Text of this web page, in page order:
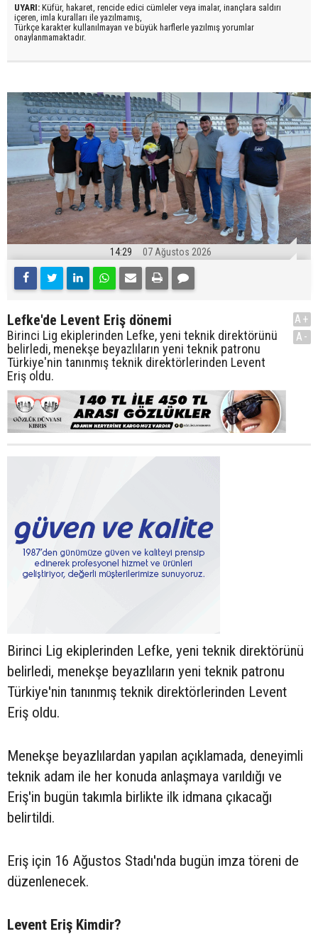
UYARI: Küfür, hakaret, rencide edici cümleler veya imalar, inançlara saldırı
içeren, imla kuralları ile yazılmamış,
Türkçe karakter kullanılmayan ve büyük harflerle yazılmış yorumlar
onaylanmamaktadır.
14:29 07 Ağustos 2026
Lefke'de Levent Eriş dönemi
Birinci Lig ekiplerinden Lefke, yeni teknik direktörünü
belirledi, menekşe beyazlıların yeni teknik patronu
Türkiye'nin tanınmış teknik direktörlerinden Levent
Eriş oldu.
A+
A-
Birinci Lig ekiplerinden Lefke, yeni teknik direktörünü
belirledi, menekşe beyazlıların yeni teknik patronu
Türkiye'nin tanınmış teknik direktörlerinden Levent
Eriş oldu.
Menekşe beyazlılardan yapılan açıklamada, deneyimli
teknik adam ile her konuda anlaşmaya varıldığı ve
Eriş'in bugün takımla birlikte ilk idmana çıkacağı
belirtildi.
Eriş için 16 Ağustos Stadı'nda bugün imza töreni de
düzenlenecek.
Levent Eriş Kimdir?